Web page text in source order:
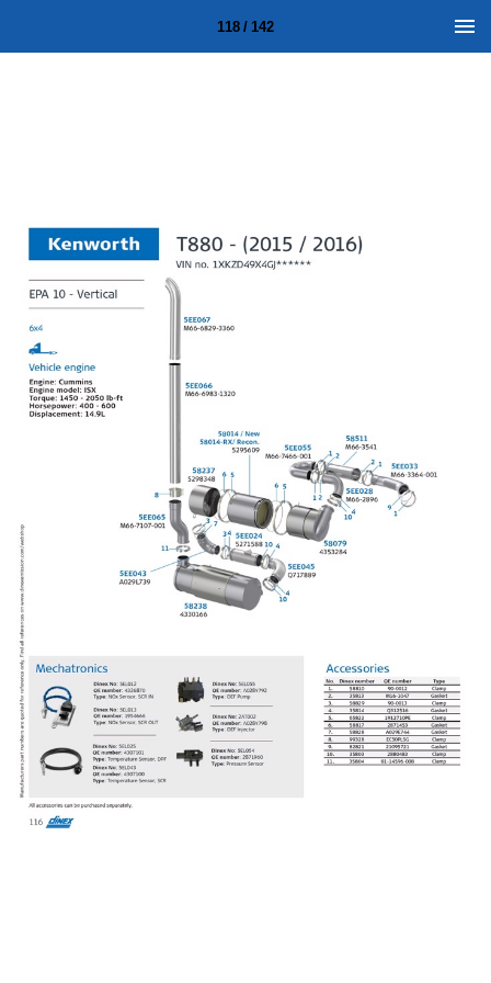
118 / 142